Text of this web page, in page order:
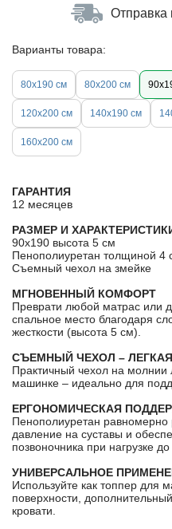
Отправка
Варианты товара:
80х190 см 80х200 см
120х200 см 140х190 см
160х200 см
ГАРАНТИЯ
12 месяцев
РАЗМЕР И
90х190 высота 5 см
Пенополиуретан толщиной 4
Съемный чехол на змейке
МГНОВЕННЫЙ КОМФОРТ
Преврати любой матрас или
спальное место благодаря
жесткости (высота 5 см).
СЪЕМНЫЙ ЧЕХОЛ –
Практичный чехол на молнии
машинке – идеально для
ЕРГОНОМИЧЕСКАЯ
Пенополиуретан
давление на суставы и
позвоночника при нагрузке до
УНИВЕРСАЛЬНОЕ
Используйте как топпер для
поверхности,
кровати.